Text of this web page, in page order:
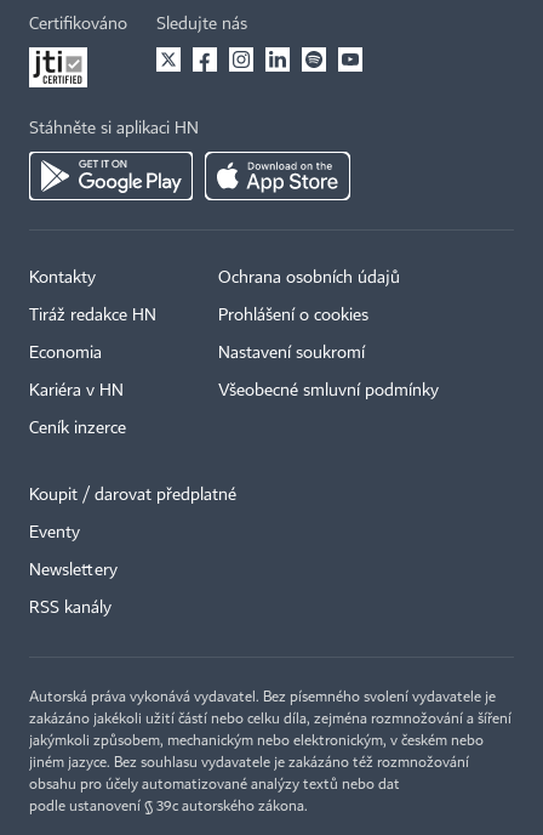
Certifikováno Sledujte nás
Stáhněte si aplikaci HN
Kontakty
Tiráž redakce HN
Economia
Kariéra v HN
Ceník inzerce
Ochrana osobních údajů
Prohlášení o cookies
Nastavení soukromí
Všeobecné smluvní podmínky
Koupit / darovat předplatné
Eventy
Newslettery
RSS kanály
Autorská práva vykonává vydavatel. Bez písemného svolení vydavatele je
zakázáno jakékoli užití částí nebo celku díla, zejména rozmnožování a šíření
jakýmkoli způsobem, mechanickým nebo elektronickým, v českém nebo
jiném jazyce. Bez souhlasu vydavatele je zakázáno též rozmnožování
obsahu pro účely automatizované analýzy textů nebo dat
podle ustanovení § 39c autorského zákona.